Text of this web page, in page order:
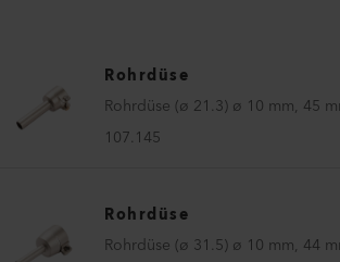
Rohrdüse
Rohrdüse (ø 21.3) ø 10 mm, 45
107.145
Rohrdüse
Rohrdüse (ø 31.5) ø 10 mm, 44